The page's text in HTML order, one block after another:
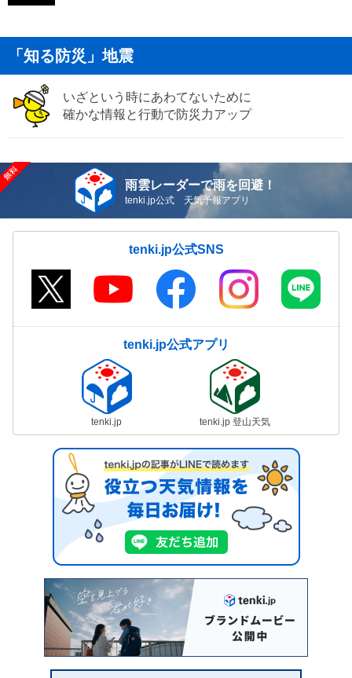
「知る防災」地震
いざという時にあわてないために
確かな情報と行動で防災力アップ
雨雲レーダーで雨を回避！
tenki.jp公式 天気予報アプリ
tenki.jp公式SNS
tenki.jp公式アプリ
tenki.jp tenki.jp 登山天気